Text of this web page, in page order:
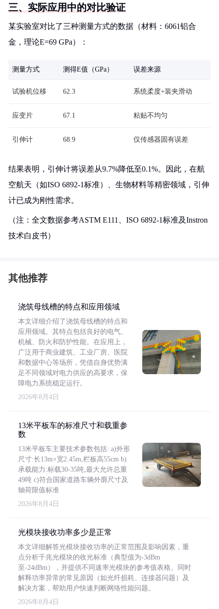
三、实际应用中的对比验证
某实验室对比了三种测量方式的数据（材料：6061铝合
金，理论E=69 GPa）：
测量方式 测得E值（GPa） 误差来源
试验机位移 62.3 系统柔度+装夹滑动
应变片 67.1 粘贴不均匀
引伸计 68.9 仅传感器固有误差
结果表明，引伸计将误差从9.7%降低至0.1%。因此，在航
空航天（如ISO 6892-1标准）、生物材料等精密领域，引伸
计已成为刚性需求。
（注：全文数据参考ASTM E111、ISO 6892-1标准及Instron
技术白皮书）
其他推荐
浇筑母线槽的特点和应用领域
本文详细介绍了浇筑母线槽的特点和
应用领域。其特点包括良好的电气、
机械、防火和防护性能。在应用上，
广泛用于商业建筑、工业厂房、医院
和数据中心等场所，凭借自身优势满
足不同领域对电力供应的高要求，保
障电力系统稳定运行。
2026年8月4日
13米平板车的标准尺寸和载重参
数
13米平板车主要技术参数包括: a)外形
尺寸:长13m×宽2.45m,栏板高55cm b)
承载能力:标载30-35吨,最大允许总重
49吨 c)符合国家道路车辆外廓尺寸及
轴荷限值标准
2026年8月4日
光模块接收功率多少是正常
本文详细解答光模块接收功率的正常范围及影响因素，重
点分析千兆光模块的收光标准（典型值为-3dBm
至-24dBm），并提供不同速率光模块的参考值表格。同时
解释功率异常的常见原因（如光纤损耗、连接器问题）及
解决方案，帮助用户快速判断网络性能问题。
2026年8月4日